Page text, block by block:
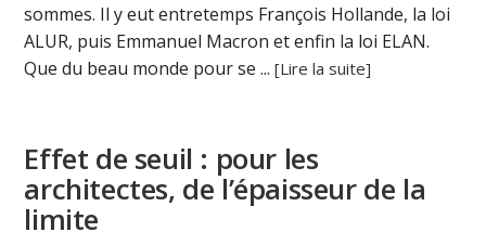
sommes. Il y eut entretemps François Hollande, la loi
ALUR, puis Emmanuel Macron et enfin la loi ELAN.
Que du beau monde pour se ...[Lire la suite]
Effet de seuil : pour les
architectes, de l’épaisseur de la
limite